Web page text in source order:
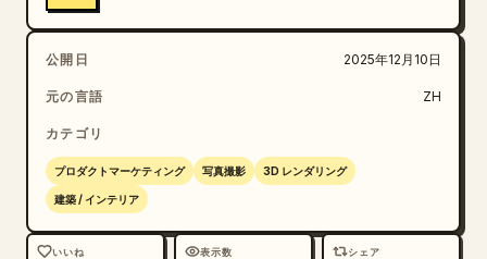
公開日 2025年12月10日
元の言語 ZH
カテゴリ
プロダクトマーケティング 写真撮影 3D レンダリング
建築 / インテリア
いいね 表示数 シェア